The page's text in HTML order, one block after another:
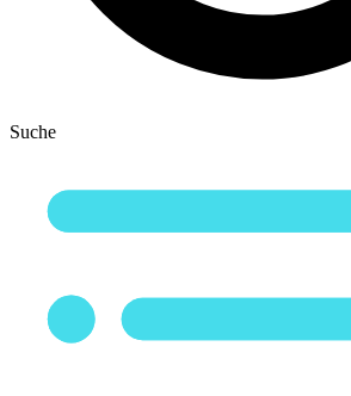
Suche